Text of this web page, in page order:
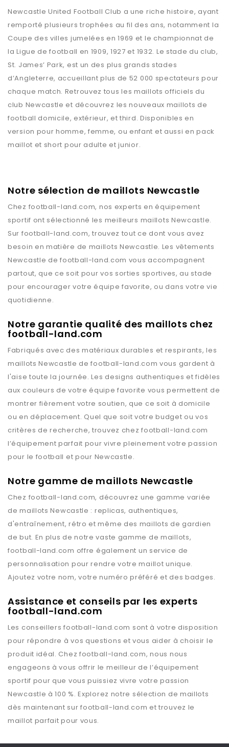
Newcastle United Football Club a une riche histoire, ayant
remporté plusieurs trophées au fil des ans, notamment la
Coupe des villes jumelées en 1969 et le championnat de
la Ligue de football en 1909, 1927 et 1932. Le stade du club,
St. James’ Park, est un des plus grands stades
d’Angleterre, accueillant plus de 52 000 spectateurs pour
chaque match. Retrouvez tous les maillots officiels du
club Newcastle et découvrez les nouveaux maillots de
football domicile, extérieur, et third. Disponibles en
version pour homme, femme, ou enfant et aussi en pack
maillot et short pour adulte et junior.
Notre sélection de maillots Newcastle
Chez football-land.com, nos experts en équipement
sportif ont sélectionné les meilleurs maillots Newcastle.
Sur football-land.com, trouvez tout ce dont vous avez
besoin en matière de maillots Newcastle. Les vêtements
Newcastle defootball-land.com vous accompagnent
partout, que ce soit pour vos sorties sportives, au stade
pour encourager votre équipe favorite, ou dans votre vie
quotidienne.
Notre garantie qualité des maillots chez
football-land.com
Fabriqués avec des matériaux durables et respirants, les
maillotsNewcastle defootball-land.com vous gardent à
l'aise toute la journée. Les designs authentiques et fidèles
aux couleurs de votre équipe favorite vous permettent de
montrer fièrement votre soutien, que ce soit à domicile
ou en déplacement. Quel que soit votre budget ou vos
critères de recherche, trouvez chezfootball-land.com
l’équipement parfait pour vivre pleinement votre passion
pour le football et pour Newcastle.
Notre gamme de maillots Newcastle
Chez football-land.com, découvrez une gamme variée
de maillotsNewcastle : replicas, authentiques,
d'entraînement, rétro et même des maillots de gardien
de but. En plus de notre vaste gamme de maillots,
football-land.com offre également un service de
personnalisation pour rendre votre maillot unique.
Ajoutez votre nom, votre numéro préféré et des badges.
Assistance et conseils par les experts
football-land.com
Les conseillersfootball-land.com sont à votre disposition
pour répondre à vos questions et vous aider à choisir le
produit idéal. Chez football-land.com, nous nous
engageons à vous offrir le meilleur de l’équipement
sportif pour que vous puissiez vivre votre passion
Newcastle à 100 %. Explorez notre sélection de maillots
dès maintenant surfootball-land.com et trouvez le
maillot parfait pour vous.